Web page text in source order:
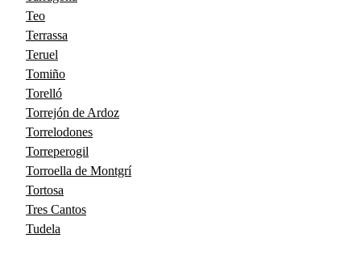
Teo
Terrassa
Teruel
Tomiño
Torelló
Torrejón de Ardoz
Torrelodones
Torreperogil
Torroella de Montgrí
Tortosa
Tres Cantos
Tudela